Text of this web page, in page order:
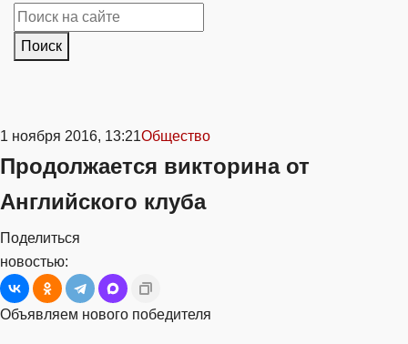
Поиск
1 ноября 2016, 13:21Общество
Продолжается викторина от
Английского клуба
Поделиться
новостью:
Объявляем нового победителя